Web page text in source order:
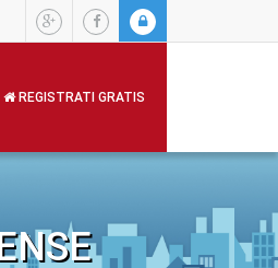
REGISTRATI GRATIS